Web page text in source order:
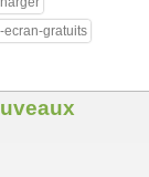
ecran-gratuits